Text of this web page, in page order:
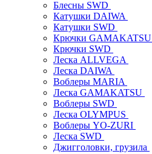
Блесны SWD
Катушки DAIWA
Катушки SWD
Крючки GAMAKATSU
Крючки SWD
Леска ALLVEGA
Леска DAIWA
Воблеры MARIA
Леска GAMAKATSU
Воблеры SWD
Леска OLYMPUS
Воблеры YO-ZURI
Леска SWD
Джигголовки, грузила